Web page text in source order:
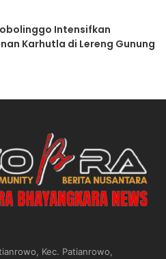
Intensifkan
Karhutla di Lereng Gunung
Kec. Patianrowo,